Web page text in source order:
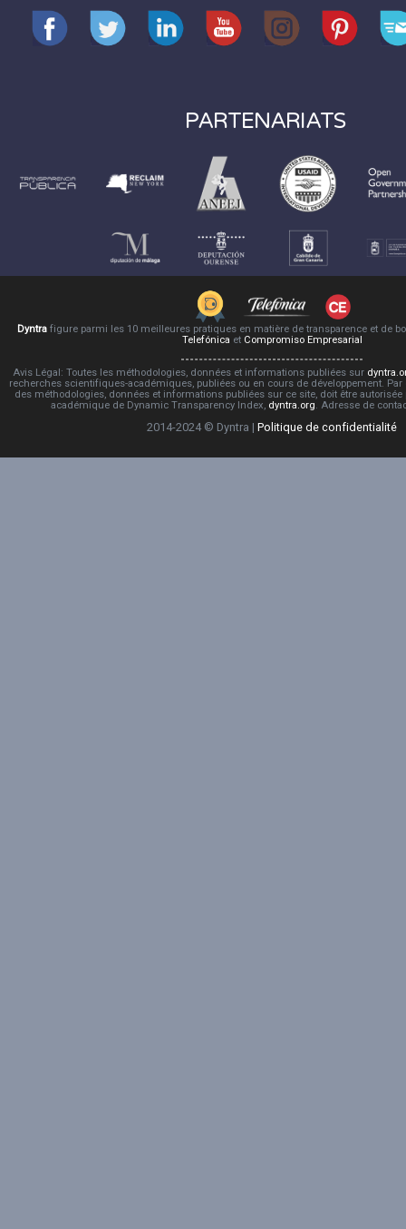
PARTENARIATS
Dyntra figure parmi les 10 meilleures pratiques en matière de transparence et de
Telefónica et Compromiso Empresarial
Avis Légal: Toutes les méthodologies, données et informations publiées sur
recherches scientifiques-académiques, publiées ou en cours de développement.
des méthodologies, données et informations publiées sur ce site, doit être
académique de Dynamic Transparency Index, dyntra.org. Adresse de
2014-2024 © Dyntra | Politique de confidentialité